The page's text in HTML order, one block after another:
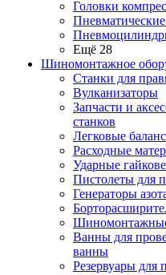
Головки
Ещё 28
Шиномонтажное
Станки для
Вулканизаторы
Запчасти и
станков
Легковые
Расходные
Ударные
Пистолеты для
Генераторы
Ванны для
ванны
Резервуары для